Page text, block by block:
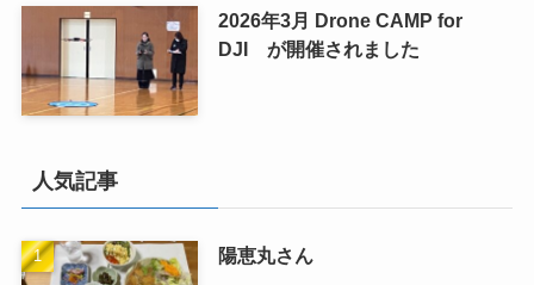
2026年3月 Drone CAMP for
DJI が開催されました
人気記事
陽恵丸さん